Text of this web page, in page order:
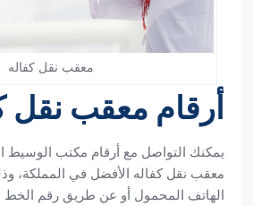
معقب نقل كفاله
أرقام معقب نقل
يمكنك التواصل مع أرقام مكتب الوسيط
معقب نقل كفاله الأفضل في المملكة،
الهاتف المحمول أو عن طريق رقم الخط